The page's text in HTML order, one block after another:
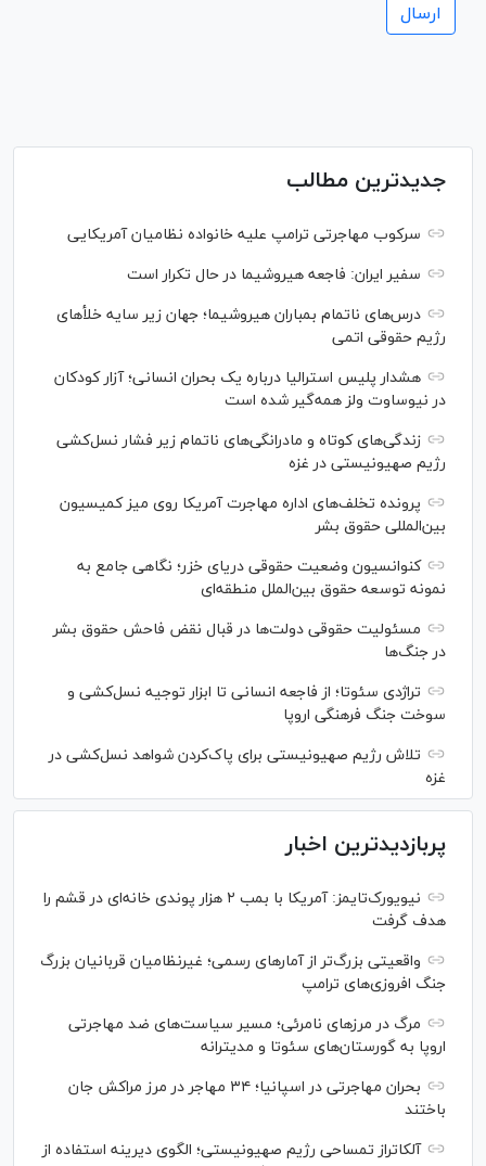
جدیدترین مطالب
سرکوب مهاجرتی ترامپ علیه خانواده نظامیان آمریکایی
سفیر ایران: فاجعه هیروشیما در حال تکرار است
درس‌های ناتمام بمباران هیروشیما؛ جهان زیر سایه خلأ‌های
رژیم حقوقی اتمی
هشدار پلیس استرالیا درباره یک بحران انسانی؛ آزار کودکان
در نیوساوت ولز همه‌گیر شده است
زندگی‌های کوتاه و مادرانگی‌های ناتمام زیر فشار نسل‌کشی
رژیم صهیونیستی در غزه
پرونده تخلف‌های اداره مهاجرت آمریکا روی میز کمیسیون
بین‌المللی حقوق بشر
کنوانسیون وضعیت حقوقی دریای خزر؛ نگاهی جامع به
نمونه توسعه حقوق بین‌الملل منطقه‌ای
مسئولیت حقوقی دولت‌ها در قبال نقض‌ فاحش حقوق بشر
در جنگ‌ها
تراژدی سئوتا؛ از فاجعه انسانی تا ابزار توجیه نسل‌کشی و
سوخت جنگ فرهنگی اروپا
تلاش رژیم صهیونیستی برای پاک‌کردن شواهد نسل‌کشی در
غزه
پربازدیدترین اخبار
نیویورک‌تایمز: آمریکا با بمب ۲ هزار پوندی خانه‌ای در قشم را
هدف گرفت
واقعیتی بزرگ‌تر از آمار‌های رسمی؛ غیرنظامیان قربانیان بزرگ
جنگ افروزی‌های ترامپ
مرگ در مرز‌های نامرئی؛ مسیر سیاست‌های ضد مهاجرتی
اروپا به گورستان‌های سئوتا و مدیترانه
بحران مهاجرتی در اسپانیا؛ ۳۴ مهاجر در مرز مراکش جان
باختند
آلکاتراز تمساحی رژیم صهیونیستی؛ الگوی دیرینه استفاده از